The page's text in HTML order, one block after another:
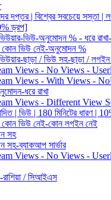
দপ্তর | বিশ্বের সবচেয়ে সস্তা |
ড্রপ]
ভিউ-অনুমোদন % - ধরে
কোন ভিউ নেই-অনুমোদন %
ছাড়া / ভিউ সহ-ছাড়া /
Views - No Views -
Views - With Views -
ধরে রাখা
Views - Different View
| ভিউ | 180 মিনিটের ধারণ |
কোন ভিউ নেই-কোন লগইন নেই
সহ
সহ-ব্যাকআপ সার্ভার
Views - No Views -
রাশিয়া / সিআইএস